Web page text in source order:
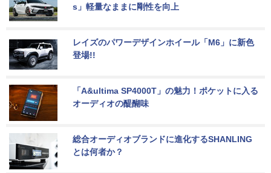
s」軽量なままに剛性を向上
レイズのパワーデザインホイール「M6」に新色
登場!!
「A&ultima SP4000T」の魅力！ポケットに入る
オーディオの醍醐味
総合オーディオブランドに進化するSHANLING
とは何者か？